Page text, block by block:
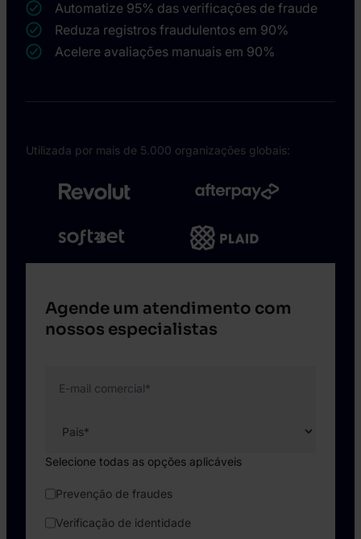
Automatize 95% das verificações de fraude
Reduza registros fraudulentos em 90%
Acelere avaliações manuais em 90%
Utilizada por mais de 5.000 organizações globais:
Agende um atendimento com
nossos especialistas
E-mail comercial*
Selecione todas as opções aplicáveis
Prevenção de fraudes
Verificação de identidade